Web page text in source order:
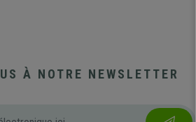
À NOTRE NEWSLETTER